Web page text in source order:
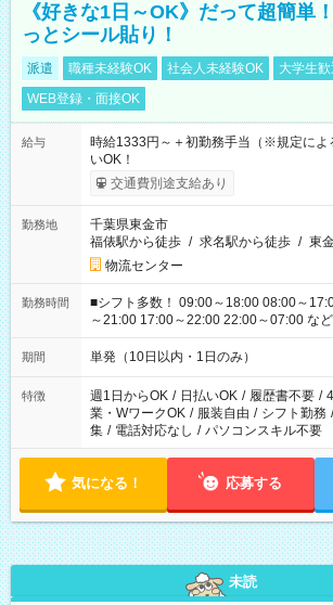
《好きな1日～OK》だって超簡単
っとシール貼り！
派遣 職種未経験OK 社会人未経験OK 大学生歓
WEB登録・面接OK
給与
時給1333円～＋初勤務手当（※規定に
いOK！
交通費別途支給あり
勤務地
千葉県東金市
福俵駅から徒歩 / 求名駅から徒歩 / 東
物流センター
勤務時間
■シフト多数！ 09:00～18:00 08:00～17:00 13:00～22:00 12:00
～21:00 17:00～22:00 22:00～07:00 など好きな時間を選べま
す！
期間 単発（10日以内・1日のみ）
特徴 週1日からOK / 日払いOK / 履歴書不要 /
業・WワークOK / 服装自由 / シフト勤務 /
集 / 電話対応なし / パソコンスキル不要
気になる！ 応募する
未読